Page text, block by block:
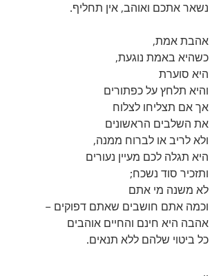
נשאר אתכם ואוהב, אין תחליף.
אהבת אמת,
כשהיא באמת נוגעת,
היא סוערת
והיא תלחץ על כפתורים
אך אם תצליחו לצלוח
את השלבים הראשונים
ולא לריב או לברוח ממנה,
היא תגלה לכם מעיין נעורים
ותזכיר סוד נשכח;
לא משנה מי אתם
וכמה אתם חושבים שאתם דפוקים –
אהבה היא חינם והחיים אוהבים
כל ביטוי שלהם ללא תנאים.
..